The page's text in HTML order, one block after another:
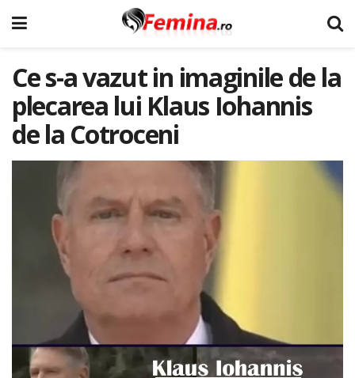
Ce s-a vazut in imaginile de la
plecarea lui Klaus Iohannis
de la Cotroceni